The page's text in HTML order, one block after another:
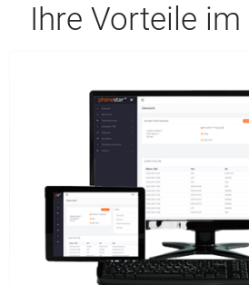
Ihre Vorteile